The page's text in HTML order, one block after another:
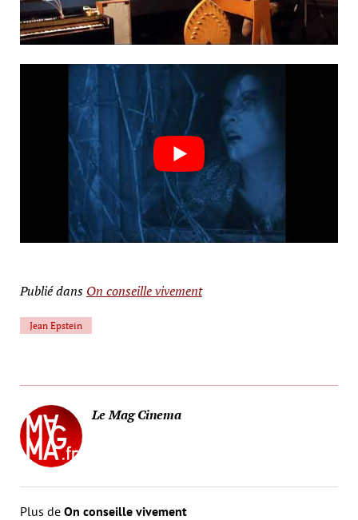
Publié dans On conseille vivement
Jean Epstein
Le Mag Cinema
Plus de On conseille vivement